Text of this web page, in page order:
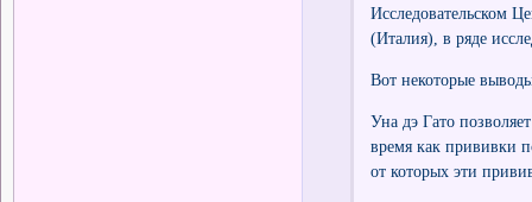
Исследовательском
(Италия), в ряде
Вот некоторые
Уна дэ Гато
время как прививки
от которых эти